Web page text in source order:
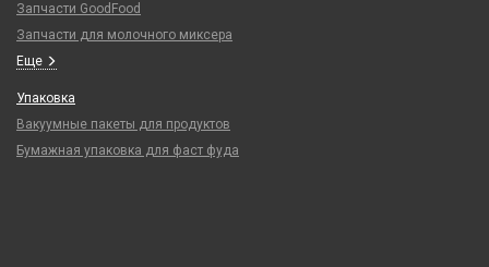
Запчасти GoodFood
Запчасти для молочного миксера
Еще
Упаковка
Вакуумные пакеты для продуктов
Бумажная упаковка для фаст фуда